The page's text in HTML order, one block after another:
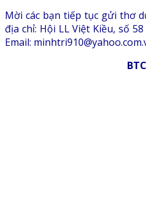
Mời các bạn tiếp tục gửi thơ
địa chỉ: Hội LL Việt Kiều, số
Email:
BTC